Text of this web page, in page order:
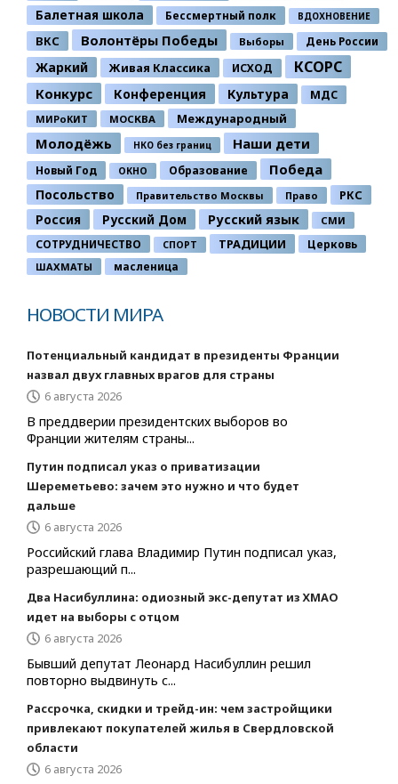
Балетная школа Бессмертный полк ВДОХНОВЕНИЕ
ВКС Волонтёры Победы Выборы День России
Жаркий Живая Классика ИСХОД КСОРС
Конкурс Конференция Культура МДС
МИРоКИТ МОСКВА Международный
Молодёжь НКО без границ Наши дети
Новый Год ОКНО Образование Победа
Посольство Правительство Москвы Право РКС
Россия Русский Дом Русский язык СМИ
СОТРУДНИЧЕСТВО СПОРТ ТРАДИЦИИ Церковь
ШАХМАТЫ масленица
НОВОСТИ МИРА
Потенциальный кандидат в президенты Франции
назвал двух главных врагов для страны
6 августа 2026
В преддверии президентских выборов во
Франции жителям страны...
Путин подписал указ о приватизации
Шереметьево: зачем это нужно и что будет
дальше
6 августа 2026
Российский глава Владимир Путин подписал указ,
разрешающий п...
Два Насибуллина: одиозный экс-депутат из ХМАО
идет на выборы с отцом
6 августа 2026
Бывший депутат Леонард Насибуллин решил
повторно выдвинуть с...
Рассрочка, скидки и трейд-ин: чем застройщики
привлекают покупателей жилья в Свердловской
области
6 августа 2026